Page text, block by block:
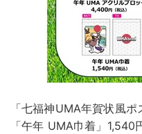
「七福神UMA年賀状風
「午年 UMA巾着」1,540